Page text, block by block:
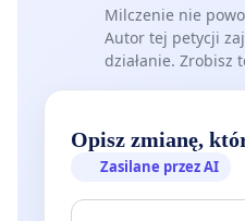
Milczenie nie
Autor tej petycji
działanie. Zrobisz
Opisz zmianę,
Zasilane przez AI